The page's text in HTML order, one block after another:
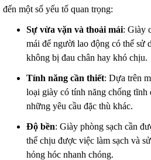
đến một số yếu tố quan trọng:
Sự vừa vặn và thoải mái: Giày
mái để người lao động có thể sử
không bị đau chân hay khó chịu.
Tính năng cần thiết: Dựa trên
loại giày có tính năng chống tĩnh
những yêu cầu đặc thù khác.
Độ bền: Giày phòng sạch cần
thể chịu được việc làm sạch và
hỏng hóc nhanh chóng.